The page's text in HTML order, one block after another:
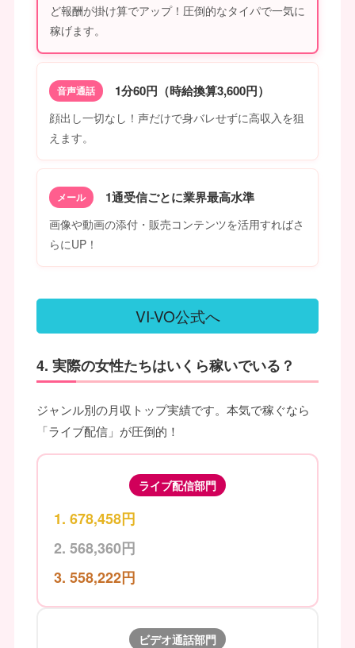
ど報酬が掛け算でアップ！圧倒的なタイパで一気に
稼げます。
音声通話 1分60円（時給換算3,600円）
顔出し一切なし！声だけで身バレせずに高収入を狙
えます。
メール 1通受信ごとに業界最高水準
画像や動画の添付・販売コンテンツを活用すればさ
らにUP！
VI-VO公式へ
4. 実際の女性たちはいくら稼いでいる？
ジャンル別の月収トップ実績です。本気で稼ぐなら
「ライブ配信」が圧倒的！
ライブ配信部門
678,458円
568,360円
558,222円
ビデオ通話部門